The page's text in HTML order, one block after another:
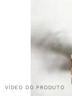
VÍDEO DO PRODUTO